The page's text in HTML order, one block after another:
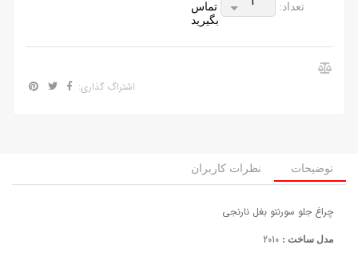
تعداد:
تماس
بگیرید
اشتراگ گذاری:
توضیحات نظرات کاربران
چراغ جلو سورنتو بغل نارنجی
مدل ساخت :